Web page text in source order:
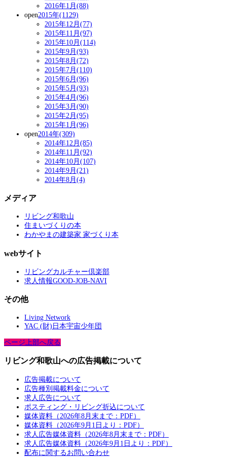
2016年1月(88)
open2015年(1129)
2015年12月(77)
2015年11月(97)
2015年10月(114)
2015年9月(93)
2015年8月(72)
2015年7月(110)
2015年6月(96)
2015年5月(93)
2015年4月(96)
2015年3月(90)
2015年2月(95)
2015年1月(96)
open2014年(309)
2014年12月(85)
2014年11月(92)
2014年10月(107)
2014年9月(21)
2014年8月(4)
メディア
リビング和歌山
住まいづくりの本
わかやまの建築家 家づくり本
webサイト
リビングカルチャー倶楽部
求人情報GOOD-JOB-NAVI
その他
Living Network
YAC (財)日本宇宙少年団
ページ上部へ戻る
リビング和歌山への広告掲載について
広告掲載について
広告種別掲載料金について
求人広告について
ポスティング・リビング折込について
媒体資料（2026年8月末まで：PDF）
媒体資料（2026年9月1日より：PDF）
求人広告媒体資料（2026年8月末まで：PDF）
求人広告媒体資料（2026年9月1日より：PDF）
配布に関するお問い合わせ